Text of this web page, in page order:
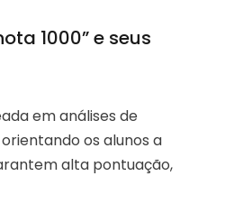
1000” e seus
em análises de
os alunos a
alta pontuação,